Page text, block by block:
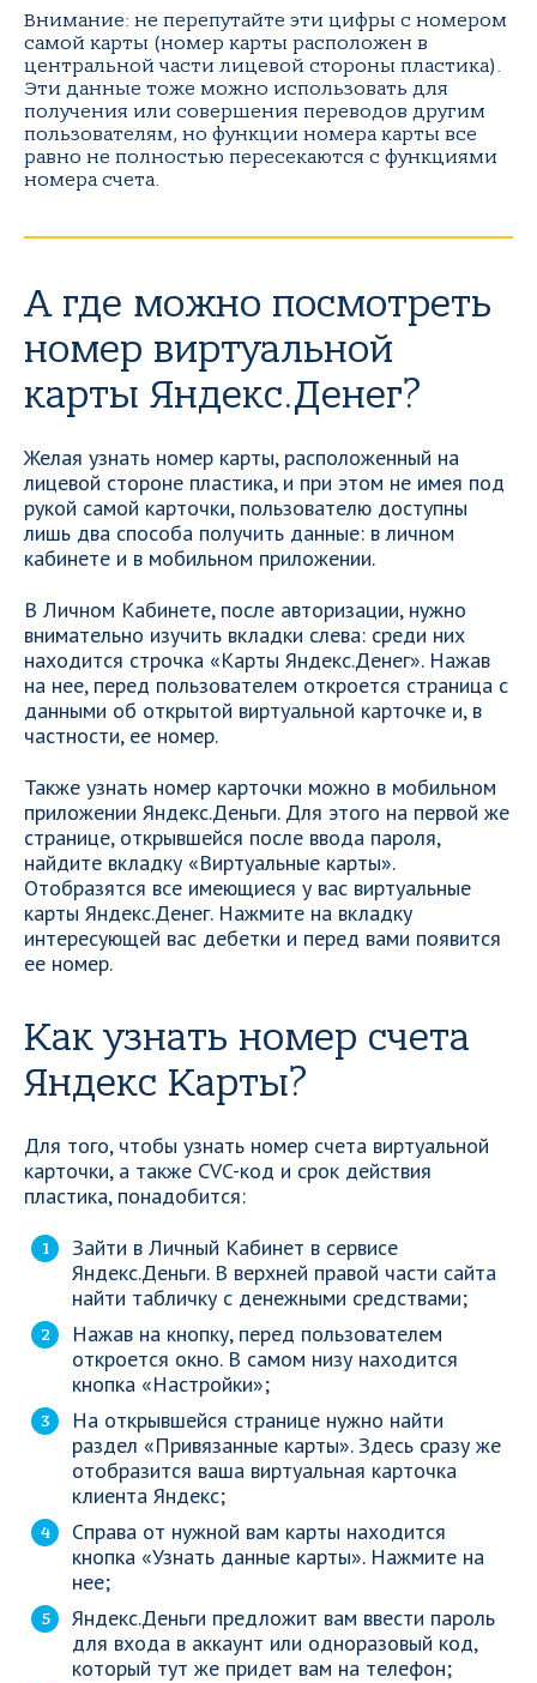
Внимание: не перепутайте эти цифры с номером
самой карты (номер карты расположен в
центральной части лицевой стороны пластика).
Эти данные тоже можно использовать для
получения или совершения переводов другим
пользователям, но функции номера карты все
равно не полностью пересекаются с функциями
номера счета.
А где можно посмотреть
номер виртуальной
карты Яндекс.Денег?
Желая узнать номер карты, расположенный на
лицевой стороне пластика, и при этом не имея под
рукой самой карточки, пользователю доступны
лишь два способа получить данные: в личном
кабинете и в мобильном приложении.
В Личном Кабинете, после авторизации, нужно
внимательно изучить вкладки слева: среди них
находится строчка «Карты Яндекс.Денег». Нажав
на нее, перед пользователем откроется страница с
данными об открытой виртуальной карточке и, в
частности, ее номер.
Также узнать номер карточки можно в мобильном
приложении Яндекс.Деньги. Для этого на первой же
странице, открывшейся после ввода пароля,
найдите вкладку «Виртуальные карты».
Отобразятся все имеющиеся у вас виртуальные
карты Яндекс.Денег. Нажмите на вкладку
интересующей вас дебетки и перед вами появится
ее номер.
Как узнать номер счета
Яндекс Карты?
Для того, чтобы узнать номер счета виртуальной
карточки, а также CVC-код и срок действия
пластика, понадобится:
Зайти в Личный Кабинет в сервисе
Яндекс.Деньги. В верхней правой части сайта
найти табличку с денежными средствами;
Нажав на кнопку, перед пользователем
откроется окно. В самом низу находится
кнопка «Настройки»;
На открывшейся странице нужно найти
раздел «Привязанные карты». Здесь сразу же
отобразится ваша виртуальная карточка
клиента Яндекс;
Справа от нужной вам карты находится
кнопка «Узнать данные карты». Нажмите на
нее;
Яндекс.Деньги предложит вам ввести пароль
для входа в аккаунт или одноразовый код,
который тут же придет вам на телефон;